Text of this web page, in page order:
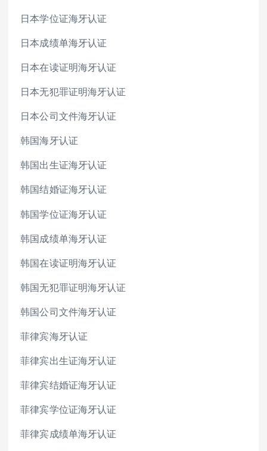
日本学位证海牙认证
日本成绩单海牙认证
日本在读证明海牙认证
日本无犯罪证明海牙认证
日本公司文件海牙认证
韩国海牙认证
韩国出生证海牙认证
韩国结婚证海牙认证
韩国学位证海牙认证
韩国成绩单海牙认证
韩国在读证明海牙认证
韩国无犯罪证明海牙认证
韩国公司文件海牙认证
菲律宾海牙认证
菲律宾出生证海牙认证
菲律宾结婚证海牙认证
菲律宾学位证海牙认证
菲律宾成绩单海牙认证